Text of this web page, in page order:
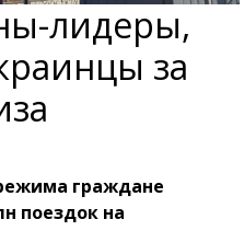
лидеры,
за
граждане
поездок на